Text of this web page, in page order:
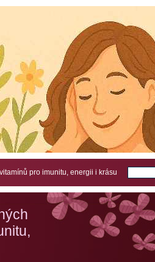
pro imunitu, energii i krásu